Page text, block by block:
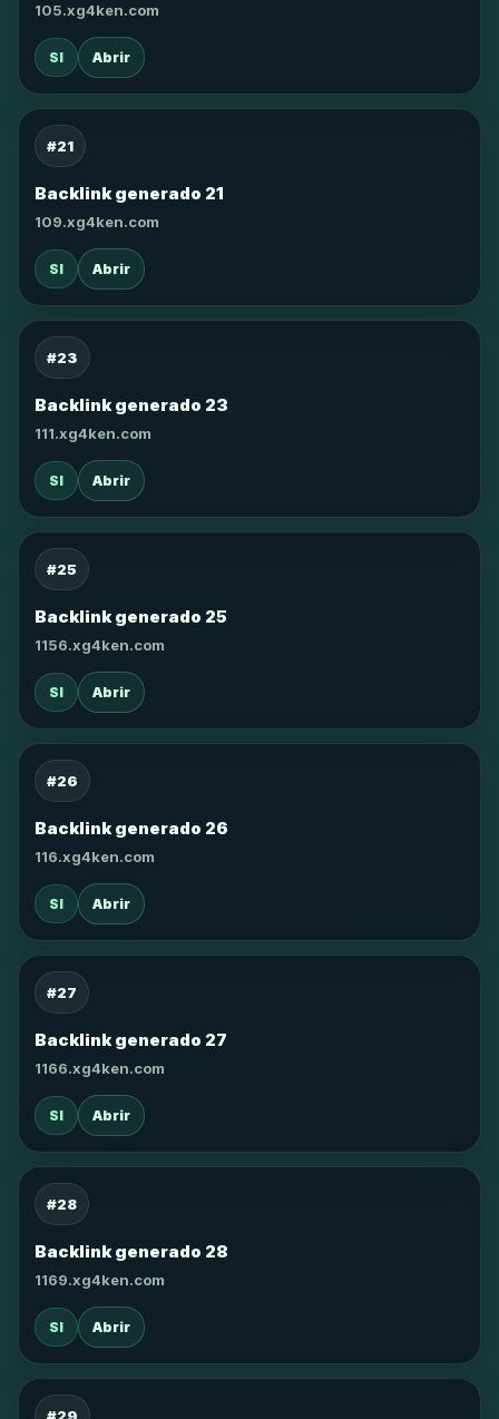
105.xg4ken.com
SI Abrir
#21
Backlink generado 21
109.xg4ken.com
SI Abrir
#23
Backlink generado 23
111.xg4ken.com
SI Abrir
#25
Backlink generado 25
1156.xg4ken.com
SI Abrir
#26
Backlink generado 26
116.xg4ken.com
SI Abrir
#27
Backlink generado 27
1166.xg4ken.com
SI Abrir
#28
Backlink generado 28
1169.xg4ken.com
SI Abrir